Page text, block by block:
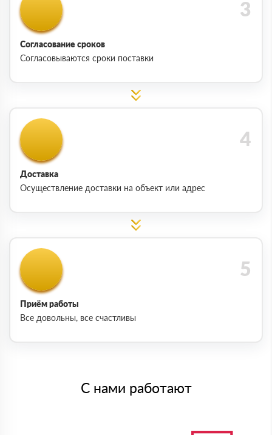
Согласование сроков
Согласовываются сроки поставки
Доставка
Осуществление доставки на объект или адрес
Приём работы
Все довольны, все счастливы
С нами работают